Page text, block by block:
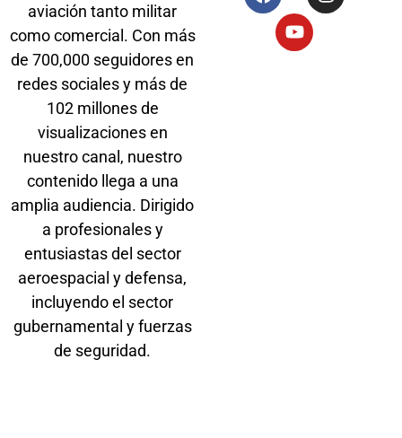
aviación tanto militar
como comercial. Con más
de 700,000 seguidores en
redes sociales y más de
102 millones de
visualizaciones en
nuestro canal, nuestro
contenido llega a una
amplia audiencia. Dirigido
a profesionales y
entusiastas del sector
aeroespacial y defensa,
incluyendo el sector
gubernamental y fuerzas
de seguridad.